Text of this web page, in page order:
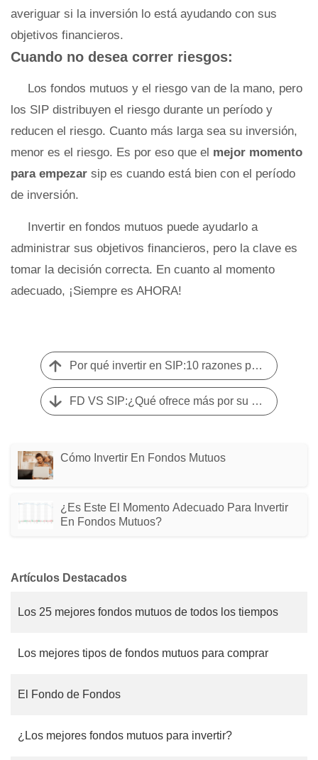
averiguar si la inversión lo está ayudando con sus
objetivos financieros.
Cuando no desea correr riesgos:
Los fondos mutuos y el riesgo van de la mano, pero
los SIP distribuyen el riesgo durante un período y
reducen el riesgo. Cuanto más larga sea su inversión,
menor es el riesgo. Es por eso que el mejor momento
para empezar sip es cuando está bien con el período
de inversión.
Invertir en fondos mutuos puede ayudarlo a
administrar sus objetivos financieros, pero la clave es
tomar la decisión correcta. En cuanto al momento
adecuado, ¡Siempre es AHORA!
Por qué invertir en SIP:10 razones por las que SIP es la mejor inversión
FD VS SIP:¿Qué ofrece más por su dinero?
Cómo Invertir En Fondos Mutuos
¿Es Este El Momento Adecuado Para Invertir
En Fondos Mutuos?
Artículos Destacados
Los 25 mejores fondos mutuos de todos los tiempos
Los mejores tipos de fondos mutuos para comprar
El Fondo de Fondos
¿Los mejores fondos mutuos para invertir?